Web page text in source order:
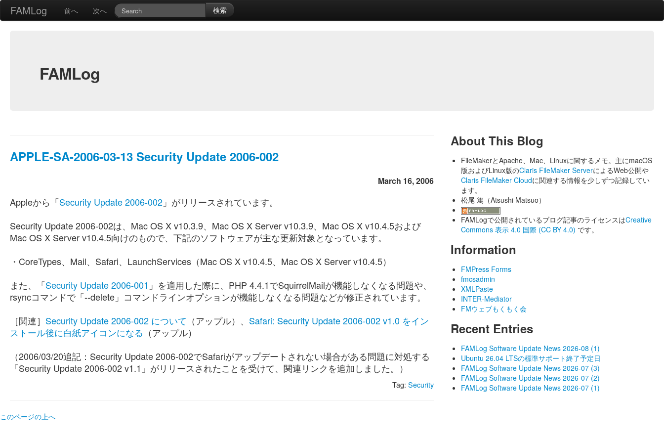
FAMLog 前へ 次へ 検索
FAMLog
APPLE-SA-2006-03-13 Security Update 2006-002
March 16, 2006
Appleから「Security Update 2006-002 」がリリースされています。
Security Update 2006-002は、Mac OS X v10.3.9、Mac OS X Server v10.3.9、Mac OS X v10.4.5および
Mac OS X Server v10.4.5向けのもので、下記のソフトウェアが主な更新対象となっています。
・CoreTypes、Mail、Safari、LaunchServices（Mac OS X v10.4.5、Mac OS X Server v10.4.5）
また、「Security Update 2006-001 」を適用した際に、PHP 4.4.1でSquirrelMailが機能しなくなる問題や、
rsyncコマンドで「--delete」コマンドラインオプションが機能しなくなる問題などが修正されています。
［関連］ Security Update 2006-002 について （アップル）、 Safari: Security Update 2006-002 v1.0 をイン
ストール後に白紙アイコンになる （アップル）
（2006/03/20追記：Security Update 2006-002でSafariがアップデートされない場合がある問題に対処する
「Security Update 2006-002 v1.1」がリリースされたことを受けて、関連リンクを追加しました。）
Tag:Security
About This Blog
FileMakerとApache、Mac、Linuxに関するメモ。主にmacOS
版およびLinux版のClaris FileMaker ServerによるWeb公開や
Claris FileMaker Cloudに関連する情報を少しずつ記録してい
ます。
松尾 篤（Atsushi Matsuo）
FAMLogで公開されているブログ記事のライセンスはCreative
Commons 表示 4.0 国際 (CC BY 4.0) です。
Information
FMPress Forms
fmcsadmin
XMLPaste
INTER-Mediator
FMウェブもくもく会
Recent Entries
FAMLog Software Update News 2026-08 (1)
Ubuntu 26.04 LTSの標準サポート終了予定日
FAMLog Software Update News 2026-07 (3)
FAMLog Software Update News 2026-07 (2)
FAMLog Software Update News 2026-07 (1)
このページの上へ